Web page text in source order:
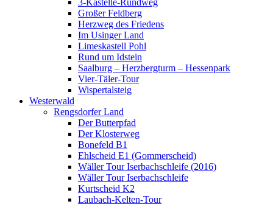
3-Kastelle-Rundweg
Großer Feldberg
Herzweg des Friedens
Im Usinger Land
Limeskastell Pohl
Rund um Idstein
Saalburg – Herzbergturm – Hessenpark
Vier-Täler-Tour
Wispertalsteig
Westerwald
Rengsdorfer Land
Der Butterpfad
Der Klosterweg
Bonefeld B1
Ehlscheid E1 (Gommerscheid)
Wäller Tour Iserbachschleife (2016)
Wäller Tour Iserbachschleife
Kurtscheid K2
Laubach-Kelten-Tour